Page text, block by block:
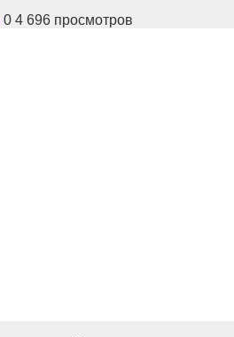
0 4 696 просмотров